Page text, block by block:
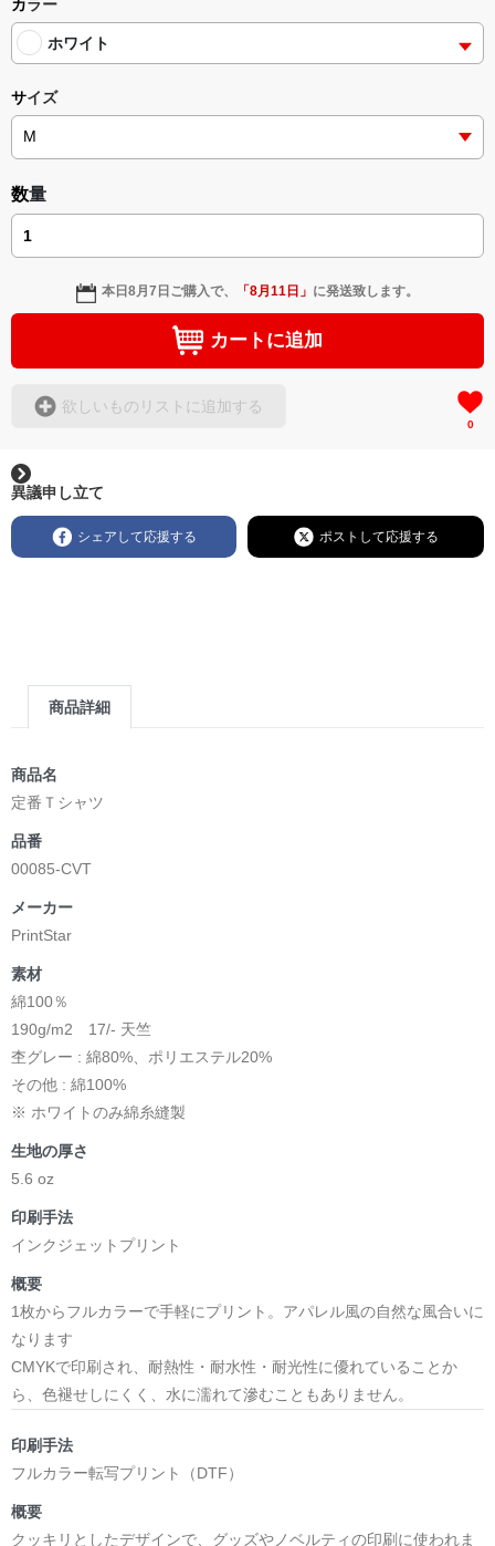
カラー
ホワイト
サイズ
数量
本日8月7日 ご購入で、 「8月11日 」 に発送致します。
カートに追加
欲しいものリストに追加する
0
異議申し立て
シェアして応援する ポストして応援する
商品詳細
商品名
定番Ｔシャツ
品番
00085-CVT
メーカー
PrintStar
素材
綿100％
190g/m2 17/- 天竺
杢グレー : 綿80%、ポリエステル20%
その他 : 綿100%
※ ホワイトのみ綿糸縫製
生地の厚さ
5.6 oz
印刷手法
インクジェットプリント
概要
1枚からフルカラーで手軽にプリント。アパレル風の自然な風合いに
なります
CMYKで印刷され、耐熱性・耐水性・耐光性に優れていることか
ら、色褪せしにくく、水に濡れて滲むこともありません。
印刷手法
フルカラー転写プリント（DTF）
概要
クッキリとしたデザインで、グッズやノベルティの印刷に使われま